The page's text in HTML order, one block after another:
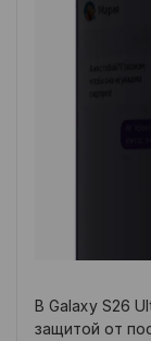
В Galaxy S26
защитой от